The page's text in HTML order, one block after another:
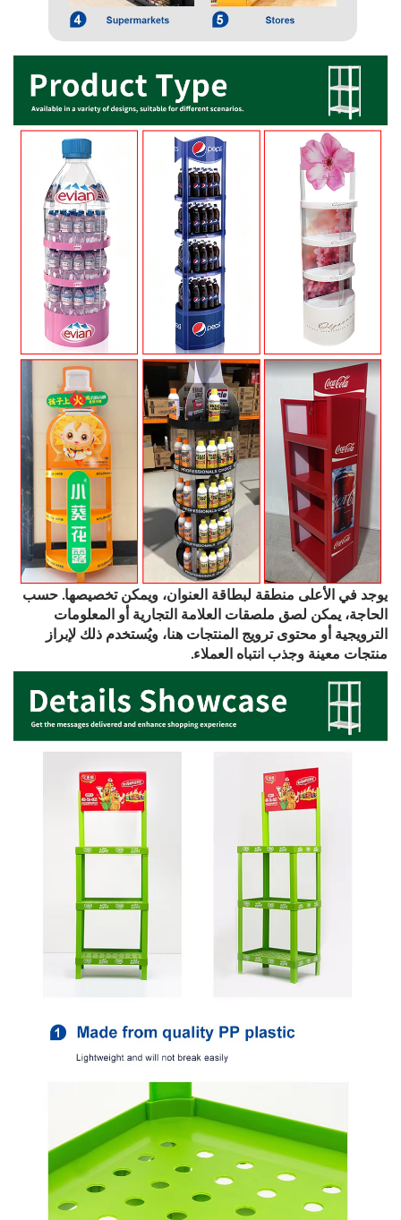
يوجد في الأعلى منطقة لبطاقة العنوان، ويمكن تخصيصها. حسب
الحاجة، يمكن لصق ملصقات العلامة التجارية أو المعلومات
الترويجية أو محتوى ترويج المنتجات هنا، ويُستخدم ذلك لإبراز
منتجات معينة وجذب انتباه العملاء.